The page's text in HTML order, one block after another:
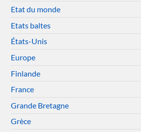
Etat du monde
Etats baltes
États-Unis
Europe
Finlande
France
Grande Bretagne
Grèce